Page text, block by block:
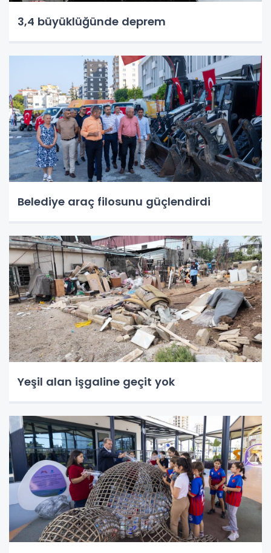
3,4 büyüklüğünde deprem
Belediye araç filosunu güçlendirdi
Yeşil alan işgaline geçit yok